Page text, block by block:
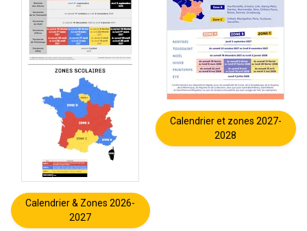
Calendrier & Zones 2026-
2027
Calendrier et zones 2027-
2028